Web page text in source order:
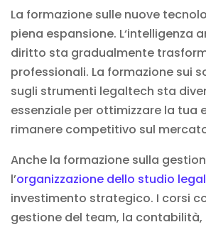
La formazione sulle nuove
piena espansione. L‘intelligenza
diritto sta gradualmente
professionali. La formazione sui
sugli strumenti legaltech sta
essenziale per ottimizzare la tua
rimanere competitivo sul
Anche la formazione sulla
l’organizzazione dello studio
investimento strategico. I corsi
gestione del team, la contabilità,